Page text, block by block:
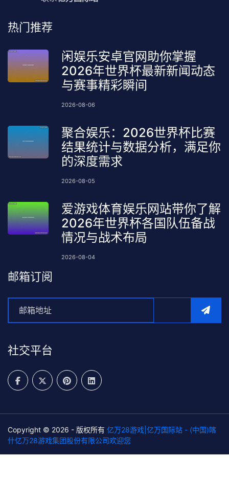
热门推荐
闲娱乐安卓官网助你掌握
2026年世界杯最新新闻动态
与赛事精彩瞬间
2026-08-06
聚合娱乐：2026世界杯比赛
结果统计与数据分析，满足你
的深度需求
2026-08-05
爱游戏体育娱乐网站带你了解
2026年世界杯各国队伍备战
情况与战术布局
2026-08-04
邮箱订阅
社交平台
Copyright © 2026 - 版权所有 亿万28游戏|亿万国际站 - (中国)喀
什亿万28游戏集团股份有限公司欢迎您